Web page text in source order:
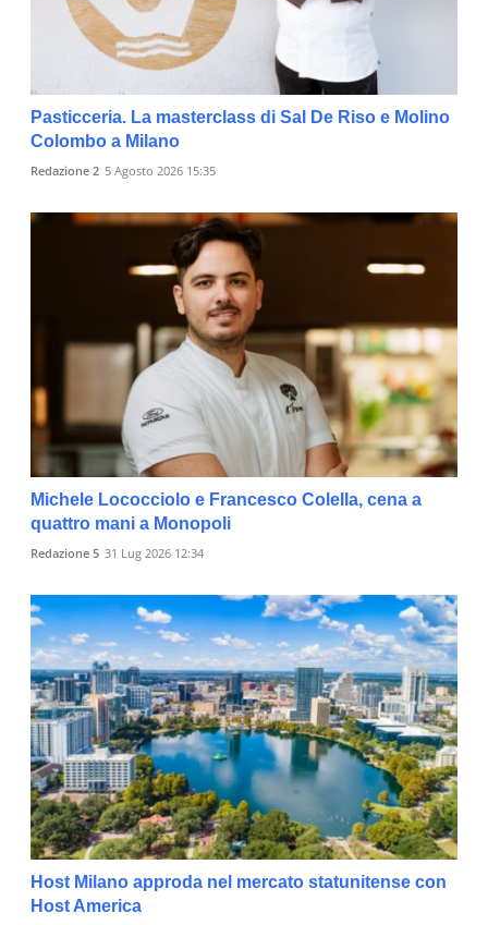
Pasticceria. La masterclass di Sal De Riso e Molino
Colombo a Milano
Redazione 2 5 Agosto 2026 15:35
Michele Lococciolo e Francesco Colella, cena a
quattro mani a Monopoli
Redazione 5 31 Lug 2026 12:34
Host Milano approda nel mercato statunitense con
Host America